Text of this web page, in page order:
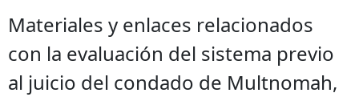
Materiales y enlaces relacionados
con la evaluación del sistema previo
al juicio del condado de Multnomah,